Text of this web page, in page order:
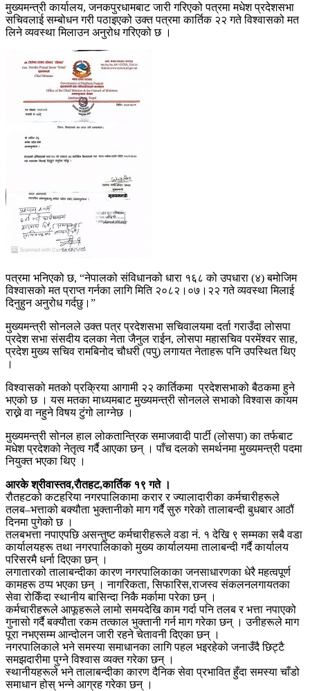
मुख्यमन्त्री कार्यालय, जनकपुरधामबाट जारी गरिएको पत्रमा मधेश प्रदेशसभा
सचिवलाई सम्बोधन गरी पठाइएको उक्त पत्रमा कार्तिक २२ गते विश्वासको मत
लिने व्यवस्था मिलाउन अनुरोध गरिएको छ ।
पत्रमा भनिएको छ, “नेपालको संविधानको धारा १६८ को उपधारा (४) बमोजिम
विश्वासको मत प्राप्त गर्नका लागि मिति २०८२।०७।२२ गते व्यवस्था मिलाई
दिनुहुन अनुरोध गर्दछु।”
मुख्यमन्त्री सोनलले उक्त पत्र प्रदेशसभा सचिवालयमा दर्ता गराउँदा लोसपा
प्रदेश सभा संसदीय दलका नेता जैनुल राईन, लोसपा महासचिव परमेंश्वर साह,
प्रदेश मुख्य सचिव रामबिनोद चौधरी (पपु) लगायत नेताहरू पनि उपस्थित थिए
।
विश्वासको मतको प्रक्रिया आगामी २२ कार्तिकमा प्रदेशसभाको बैठकमा हुने
भएको छ । यस मतका माध्यमबाट मुख्यमन्त्री सोनलले सभाको विश्वास कायम
राख्ने वा नहुने विषय टुंगो लाग्नेछ ।
मुख्यमन्त्री सोनल हाल लोकतान्त्रिक समाजवादी पार्टी (लोसपा) का तर्फबाट
मधेश प्रदेशको नेतृत्व गर्दै आएका छन् । पाँच दलकाे समर्थनमा मुख्यमन्त्री पदमा
नियुक्त भएका थिए ।
आरके श्रीवास्तव,राैतहट,कार्तिक १९ गते ।
रौतहटको कटहरिया नगरपालिकामा करार र ज्यालादारीका कर्मचारीहरूले
तलब–भत्ताको बक्यौता भुक्तानीको माग गर्दै सुरु गरेको तालाबन्दी बुधबार आठौं
दिनमा पुगेको छ ।
तलबभत्ता नपाएपछि असन्तुष्ट कर्मचारीहरूले वडा नं. १ देखि ९ सम्मका सबै वडा
कार्यालयहरू तथा नगरपालिकाको मुख्य कार्यालयमा तालाबन्दी गर्दै कार्यालय
परिसरमै धर्ना दिएका छन् ।
लगातारको तालाबन्दीका कारण नगरपालिकाका जनसाधारणका धेरै महत्वपूर्ण
कामहरू ठप्प भएका छन् । नागरिकता, सिफारिस,राजस्व संकलनलगायतका
सेवा रोकिँदा स्थानीय बासिन्दा निकै मर्कामा परेका छन् ।
कर्मचारीहरूले आफूहरूले लामो समयदेखि काम गर्दा पनि तलब र भत्ता नपाएको
गुनासो गर्दै बक्यौता रकम तत्काल भुक्तानी गर्न माग गरेका छन् । उनीहरूले माग
पूरा नभएसम्म आन्दोलन जारी रहने चेतावनी दिएका छन् ।
नगरपालिकाले भने समस्या समाधानका लागि पहल भइरहेको जनाउँदै छिट्टै
समझदारीमा पुग्ने विश्वास व्यक्त गरेका छन् ।
स्थानीयहरूले भने तालाबन्दीका कारण दैनिक सेवा प्रभावित हुँदा समस्या चाँडो
समाधान होस् भन्ने आग्रह गरेका छन् ।